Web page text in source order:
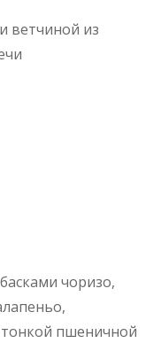
ветчиной из
чоризо,
тонкой пшеничной